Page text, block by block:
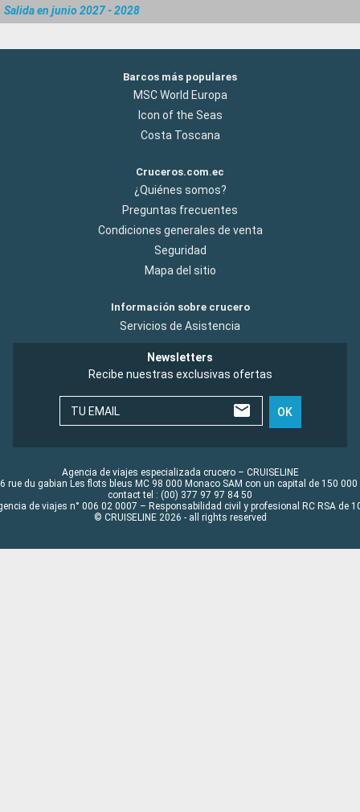
Salida en junio 2027 - 2028
Barcos más populares
MSC World Europa
Icon of the Seas
Costa Toscana
Cruceros.com.ec
¿Quiénes somos?
Preguntas frecuentes
Condiciones generales de venta
Seguridad
Mapa del sitio
Información sobre crucero
Servicios de Asistencia
Newsletters
Recibe nuestras exclusivas ofertas
TU EMAIL OK
Agencia de viajes especializada crucero – CRUISELINE
rue du gabian Les flots bleus MC 98 000 Monaco SAM con un capital de 150 000
contact tel : (00) 377 97 97 84 50
de viajes n° 006 02 0007 – Responsabilidad civil y profesional RC RSA de
© CRUISELINE 2026 - all rights reserved